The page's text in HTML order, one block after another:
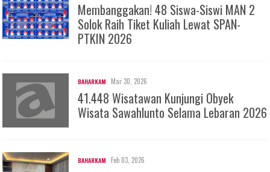
Membanggakan! 48 Siswa-Siswi MAN 2
Solok Raih Tiket Kuliah Lewat SPAN-
PTKIN 2026
BAHARKAM Mar 30, 2026
41.448 Wisatawan Kunjungi Obyek
Wisata Sawahlunto Selama Lebaran 2026
BAHARKAM Feb 03, 2026